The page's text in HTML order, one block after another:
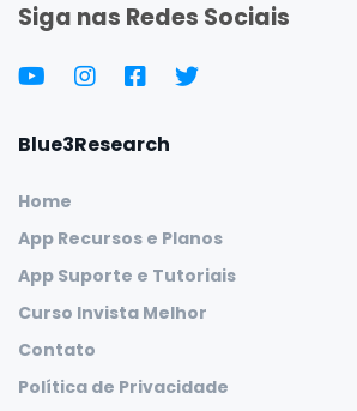
Siga nas Redes Sociais
Blue3Research
Home
App Recursos e Planos
App Suporte e Tutoriais
Curso Invista Melhor
Contato
Política de Privacidade